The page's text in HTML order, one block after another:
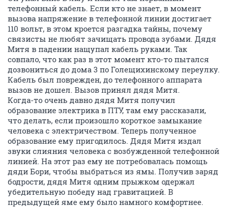
телефонный кабель. Если кто не знает, в момент
вызова напряжение в телефонной линии достигает
110 вольт, в этом кроется разгадка тайны, почему
связисты не любят зачищать провода зубами. Дядя
Митя в падении нащупал кабель руками. Так
совпало, что как раз в этот момент кто-то пытался
дозвониться до дома 3 по Голещихинскому переулку.
Кабель был поврежден, до телефонного аппарата
вызов не дошел. Вызов принял дядя Митя.
Когда-то очень давно дядя Митя получил
образование электрика в ПТУ, там ему рассказали,
что делать, если произошло короткое замыкание
человека с электричеством. Теперь полученное
образование ему пригодилось. Дядя Митя издал
звуки слияния человека с возбужденной телефонной
линией. На этот раз ему не потребовалась помощь
дяди Бори, чтобы выбраться из ямы. Получив заряд
бодрости, дядя Митя одним прыжком одержал
убедительную победу над гравитацией. В
предыдущей яме ему было намного комфортнее.